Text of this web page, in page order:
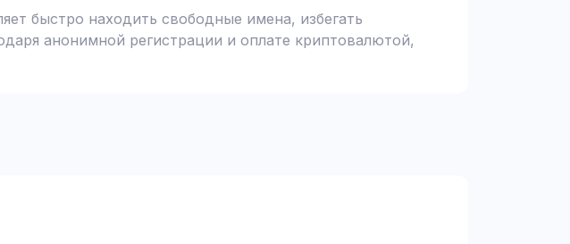
быстро находить свободные имена, избегать
анонимной регистрации и оплате криптовалютой,